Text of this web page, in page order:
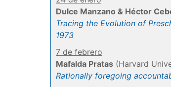
Dulce Manzano & Héctor
Tracing the Evolution of
1973
7 de febrero
Mafalda Pratas (Harvard
Rationally foregoing